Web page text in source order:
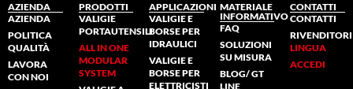
AZIENDA
AZIENDA
POLITICA
QUALITÀ
LAVORA
CON NOI
PRODOTTI
VALIGIE
PORTAUTENSILI
ALL IN ONE
MODULAR
SYSTEM
APPLICAZIONI
VALIGIE E
BORSE PER
IDRAULICI
VALIGIE E
BORSE PER
ELETTRICISTI
MATERIALE
INFORMATIVO
FAQ
SOLUZIONI
SU MISURA
BLOG/ GT
LINE
CONTATTI
CONTATTI
RIVENDITORI
LINGUA
ACCEDI